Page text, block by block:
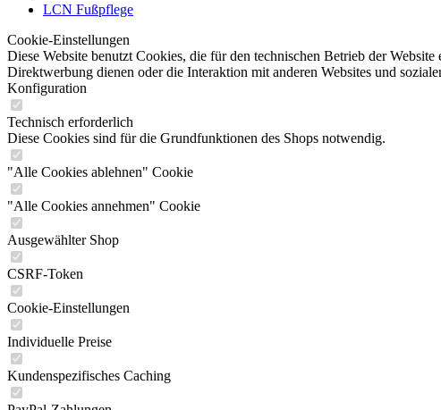
LCN Fußpflege
Cookie-Einstellungen
Diese Website benutzt Cookies, die für den technischen Betrieb der
Direktwerbung dienen oder die Interaktion mit anderen Websites und
Konfiguration
Technisch erforderlich
Diese Cookies sind für die Grundfunktionen des Shops notwendig.
"Alle Cookies ablehnen" Cookie
"Alle Cookies annehmen" Cookie
Ausgewählter Shop
CSRF-Token
Cookie-Einstellungen
Individuelle Preise
Kundenspezifisches Caching